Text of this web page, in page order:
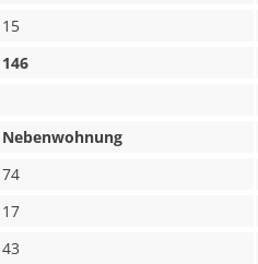
15
146
Nebenwohnung
74
17
43